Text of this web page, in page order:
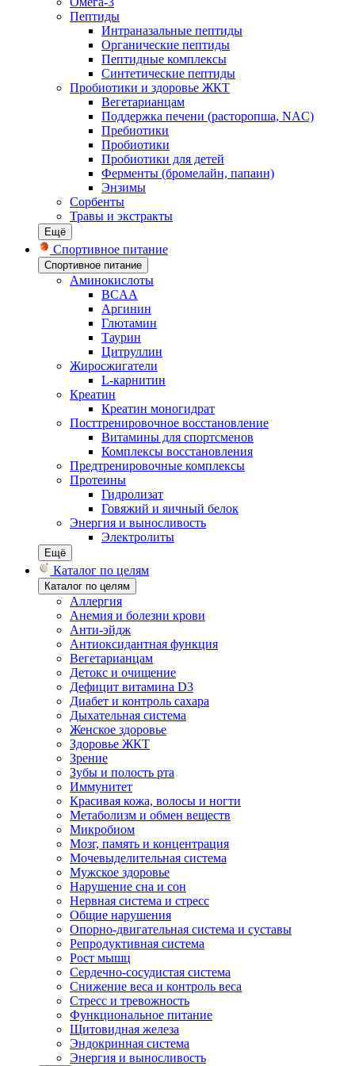
Пептиды
Интраназальные пептиды
Органические пептиды
Пептидные комплексы
Синтетические пептиды
Пробиотики и здоровье ЖКТ
Вегетарианцам
Поддержка печени (расторопша, NAC)
Пребиотики
Пробиотики
Пробиотики для детей
Ферменты (бромелайн, папаин)
Энзимы
Сорбенты
Травы и экстракты
Ещё
Спортивное питание
Спортивное питание
Аминокислоты
BCAA
Аргинин
Глютамин
Таурин
Цитруллин
Жиросжигатели
L-карнитин
Креатин
Креатин моногидрат
Посттренировочное восстановление
Витамины для спортсменов
Комплексы восстановления
Предтренировочные комплексы
Протеины
Гидролизат
Говяжий и яичный белок
Энергия и выносливость
Электролиты
Ещё
Каталог по целям
Каталог по целям
Аллергия
Анемия и болезни крови
Анти-эйдж
Антиоксидантная функция
Вегетарианцам
Детокс и очищение
Дефицит витамина D3
Диабет и контроль сахара
Дыхательная система
Женское здоровье
Здоровье ЖКТ
Зрение
Зубы и полость рта
Иммунитет
Красивая кожа, волосы и ногти
Метаболизм и обмен веществ
Микробиом
Мозг, память и концентрация
Мочевыделительная система
Мужское здоровье
Нарушение сна и сон
Нервная система и стресс
Общие нарушения
Опорно-двигательная система и суставы
Репродуктивная система
Рост мышц
Сердечно-сосудистая система
Снижение веса и контроль веса
Стресс и тревожность
Функциональное питание
Щитовидная железа
Эндокринная система
Энергия и выносливость